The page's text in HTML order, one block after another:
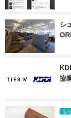
シ
協
レ